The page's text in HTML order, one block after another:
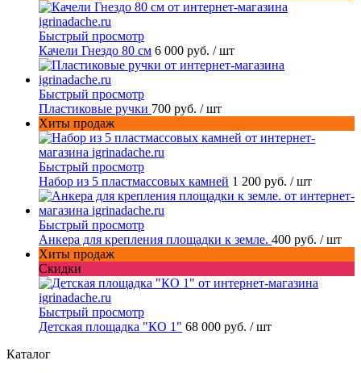
Быстрый просмотр
Качели Гнездо 80 см 6 000 руб. / шт
Быстрый просмотр
Пластиковые ручки 700 руб. / шт
Хиты продаж
Быстрый просмотр
Набор из 5 пластмассовых камней 1 200 руб. / шт
Быстрый просмотр
Анкера для крепления площадки к земле. 400 руб. / шт
Хиты продаж
Скидки
Быстрый просмотр
Детская площадка "КО 1" 68 000 руб. / шт
Каталог